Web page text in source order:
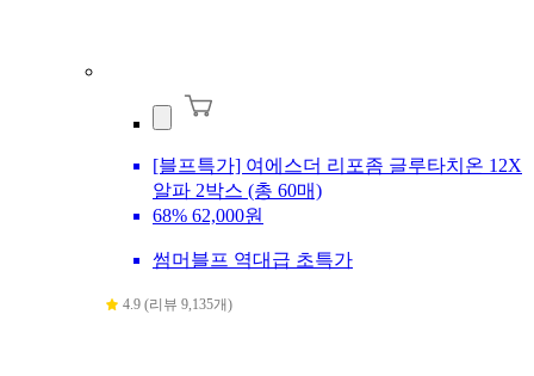
[블프특가] 여에스더 리포좀 글루타치온 12X
알파 2박스 (총 60매)
68% 62,000원
썸머블프 역대급 초특가
4.9 (리뷰 9,135개)